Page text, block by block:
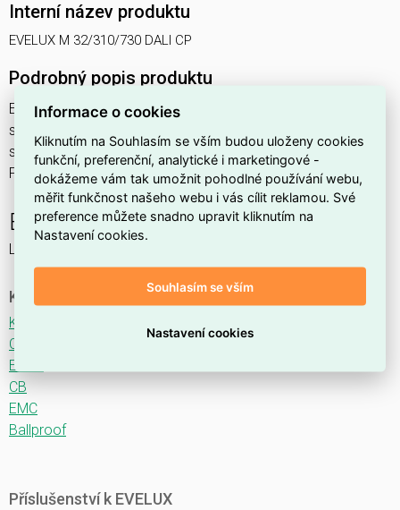
Interní název produktu
EVELUX M 32/310/730 DALI CP
Podrobný popis produktu
EVELUX M 32/310/730 DALI CP 37W IP66
svítidlo pouliční s modulem LED, spektrum 730A3, regulace
stmívání ovládané DALI protokolem, optika CP (Central
Parking TYPE I)
EVELUX
LED svítidlo pro osvětlení komunikací.
Ke stažení
Katalogový list
CE
ENEC
CB
EMC
Ballproof
Příslušenství k EVELUX
Informace o cookies
Kliknutím na Souhlasím se vším budou uloženy cookies
funkční, preferenční, analytické i marketingové -
dokážeme vám tak umožnit pohodlné používání webu,
měřit funkčnost našeho webu i vás cílit reklamou. Své
preference můžete snadno upravit kliknutím na
Nastavení cookies.
Souhlasím se vším
Nastavení cookies